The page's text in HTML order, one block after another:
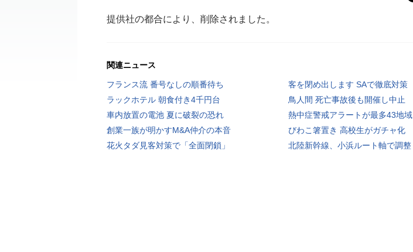
提供社の都合により、削除されました。
関連ニュース
フランス流 番号なしの順番待ち
客を閉め出します SAで徹底対策
ラックホテル 朝食付き4千円台
鳥人間 死亡事故後も開催し中止
車内放置の電池 夏に破裂の恐れ
熱中症警戒アラートが最多43地域
創業一族が明かすM&A仲介の本音
びわこ箸置き 高校生がガチャ化
花火タダ見客対策で「全面閉鎖」
北陸新幹線、小浜ルート軸で調整